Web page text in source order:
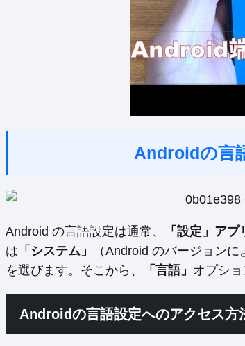
Androidの言
Android の言語設定は通常、 「設定」アプ
は 「システム」 （Android のバージョン
を選びます。そこから、
「言語」 オプシ
Androidの言語設定へのアクセス方